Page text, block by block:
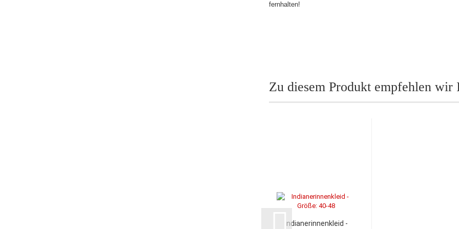
fernhalten!
Zu diesem Produkt empfehlen wir
Indianerinnenkleid -